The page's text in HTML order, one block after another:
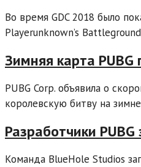
Во время GDC 2018 было
Playerunknown’s
Зимняя карта
PUBG Corp. объявила о
королевскую битву на
Разработчики
Команда BlueHole Studios